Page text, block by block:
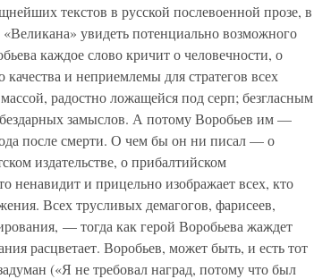
текстов в русской послевоенной прозе, в
увидеть потенциально возможного
каждое слово кричит о человечности, о
и неприемлемы для стратегов всех
радостно ложащейся под серп; безгласным
замыслов. А потому Воробьев им —
после смерти. О чем бы он ни писал — о
издательстве, о прибалтийском
и прицельно изображает всех, кто
Всех трусливых демагогов, фарисеев,
— тогда как герой Воробьева жаждет
расцветает. Воробьев, может быть, и есть тот
(«Я не требовал наград, потому что был